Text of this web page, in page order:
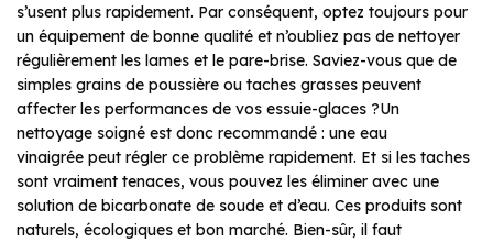
s’usent plus rapidement. Par conséquent, optez toujours pour
un équipement de bonne qualité et n’oubliez pas de nettoyer
régulièrement les lames et le pare-brise. Saviez-vous que de
simples grains de poussière ou taches grasses peuvent
affecter les performances de vos essuie-glaces ?Un
nettoyage soigné est donc recommandé : une eau
vinaigrée peut régler ce problème rapidement. Et si les taches
sont vraiment tenaces, vous pouvez les éliminer avec une
solution de bicarbonate de soude et d’eau. Ces produits sont
naturels, écologiques et bon marché. Bien-sûr, il faut